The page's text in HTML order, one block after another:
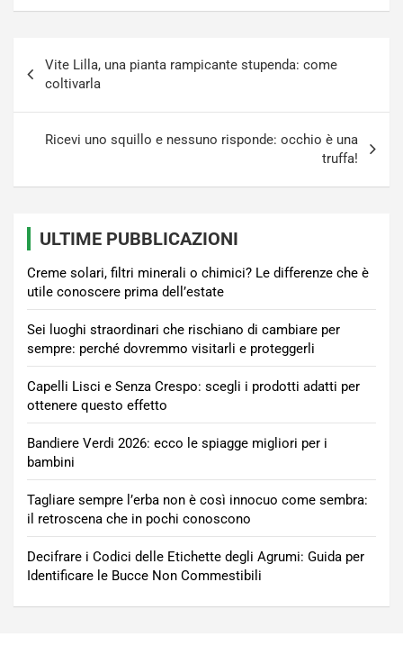
articoli
Vite Lilla, una pianta rampicante stupenda: come
coltivarla
Ricevi uno squillo e nessuno risponde: occhio è una
truffa!
ULTIME PUBBLICAZIONI
Creme solari, filtri minerali o chimici? Le differenze che è
utile conoscere prima dell’estate
Sei luoghi straordinari che rischiano di cambiare per
sempre: perché dovremmo visitarli e proteggerli
Capelli Lisci e Senza Crespo: scegli i prodotti adatti per
ottenere questo effetto
Bandiere Verdi 2026: ecco le spiagge migliori per i
bambini
Tagliare sempre l’erba non è così innocuo come sembra:
il retroscena che in pochi conoscono
Decifrare i Codici delle Etichette degli Agrumi: Guida per
Identificare le Bucce Non Commestibili